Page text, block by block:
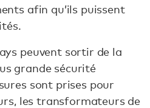
afin qu’ils puissent
peuvent sortir de la
grande sécurité
sont prises pour
les transformateurs de